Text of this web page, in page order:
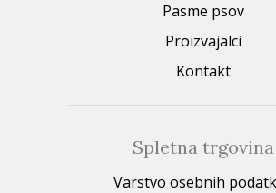
Pasme psov
Proizvajalci
Kontakt
Spletna trgovina
Varstvo osebnih